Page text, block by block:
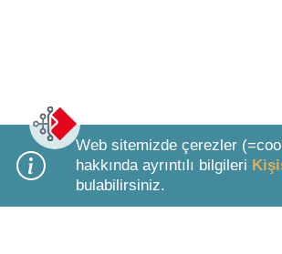
Bottom Search Toolbar Highlight
Web sitemizde çerezler
hakkında ayrıntılı bilgileri
bulabilirsiniz.